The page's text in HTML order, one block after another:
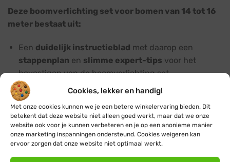
Cookies, lekker en handig!
Met onze cookies kunnen we je een betere winkelervaring bieden. Dit
betekent dat deze website niet alleen goed werkt, maar dat we onze
website ook voor je kunnen verbeteren en je op een anonieme manier
onze marketing inspanningen ondersteund. Cookies weigeren kan
ervoor zorgen dat onze website niet optimaal werkt.
Deze boomverlichting set voor bomen van 14 tot 16
meter bestaat uit:
Een duidelijk instructieblad met daarop een
stappenplan en slimme expert-tips voor het
bevestigen van de boomverlichting set.
100x of 160xkoppelbare
kerstverlichtinglichtsnoeren met 100 LEDs per
lichtsnoer van 10 meter, het aantal lichtsnoeren is
afhankelijk van of je ‘mooi verlicht’ of ‘magisch
verlicht’ kiest. De lichtkleur van de lampjes is ook
naar keuze (voor meer informatie zieuitleg over